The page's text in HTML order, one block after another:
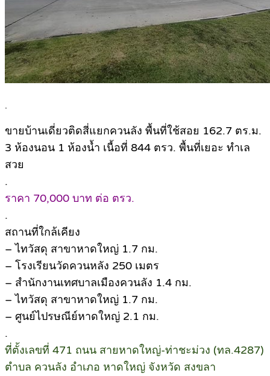
.
ขายบ้านเดี่ยวติดสี่แยกควนลัง พื้นที่ใช้สอย 162.7 ตร.ม.
3 ห้องนอน 1 ห้องน้ำ เนื้อที่ 844 ตรว. พื้นที่เยอะ ทำเล
สวย
.
ราคา 70,000 บาท ต่อ ตรว.
.
สถานที่ใกล้เคียง
– ไทวัสดุ สาขาหาดใหญ่ 1.7 กม.
– โรงเรียนวัดควนหลัง 250 เมตร
– สำนักงานเทศบาลเมืองควนลัง 1.4 กม.
– ไทวัสดุ สาขาหาดใหญ่ 1.7 กม.
– ศูนย์ไปรษณีย์หาดใหญ่ 2.1 กม.
.
ที่ตั้งเลขที่ 471 ถนน สายหาดใหญ่-ท่าชะม่วง (ทล.4287)
ตำบล ควนลัง อำเภอ หาดใหญ่ จังหวัด สงขลา